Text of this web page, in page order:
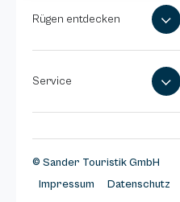
Rügen entdecken
Service
© Sander Touristik GmbH
Impressum
Datenschutz